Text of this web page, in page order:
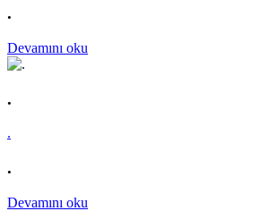
.
Devamını oku
.
.
.
Devamını oku